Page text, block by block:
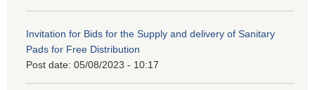
Invitation for Bids for the Supply and delivery of Sanitary
Pads for Free Distribution
Post date: 05/08/2023 - 10:17